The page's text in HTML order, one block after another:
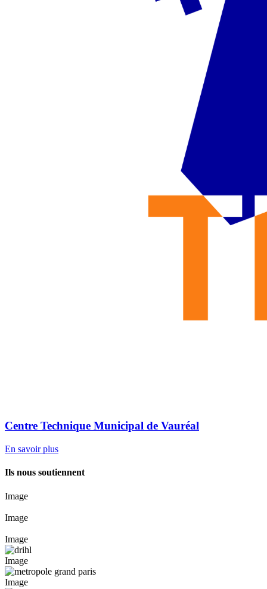
Centre Technique Municipal de Vauréal
En savoir plus
Ils nous soutiennent
Image
Image
Image
Image
Image